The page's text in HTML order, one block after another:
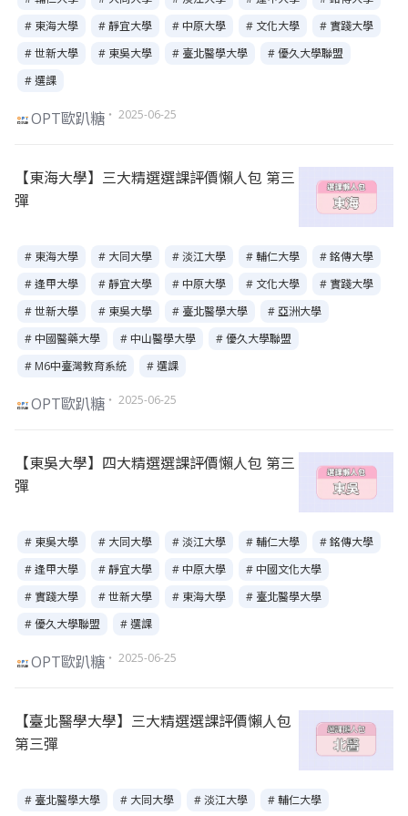
# 東海大學
# 靜宜大學 # 中原大學 # 文化大學
# 實踐大學
# 世新大學
# 東吳大學 # 臺北醫學大學
# 優久大學聯盟
# 選課
OPT歐趴糖 ・ 2025-06-25
【東海大學】三大精選選課評價懶人包 第三
彈
# 東海大學 # 大同大學 # 淡江大學 # 輔仁大學
# 銘傳大學
# 逢甲大學
# 靜宜大學 # 中原大學 # 文化大學
# 實踐大學
# 世新大學
# 東吳大學 # 臺北醫學大學
# 亞洲大學
# 中國醫藥大學
# 中山醫學大學
# 優久大學聯盟
# M6中臺灣教育系統
# 選課
OPT歐趴糖 ・ 2025-06-25
【東吳大學】四大精選選課評價懶人包 第三
彈
# 東吳大學 # 大同大學 # 淡江大學 # 輔仁大學
# 銘傳大學
# 逢甲大學
# 靜宜大學 # 中原大學
# 中國文化大學
# 實踐大學
# 世新大學 # 東海大學
# 臺北醫學大學
# 優久大學聯盟
# 選課
OPT歐趴糖 ・ 2025-06-25
【臺北醫學大學】三大精選選課評價懶人包
第三彈
# 臺北醫學大學 # 大同大學 # 淡江大學
# 輔仁大學